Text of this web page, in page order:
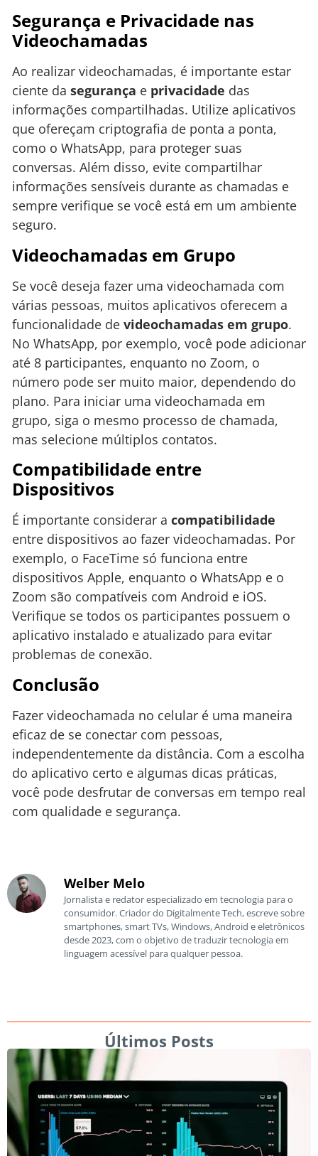
Segurança e Privacidade nas
Videochamadas
Ao realizar videochamadas, é importante estar
ciente da segurança e privacidade das
informações compartilhadas. Utilize aplicativos
que ofereçam criptografia de ponta a ponta,
como o WhatsApp, para proteger suas
conversas. Além disso, evite compartilhar
informações sensíveis durante as chamadas e
sempre verifique se você está em um ambiente
seguro.
Videochamadas em Grupo
Se você deseja fazer uma videochamada com
várias pessoas, muitos aplicativos oferecem a
funcionalidade de videochamadas em grupo.
No WhatsApp, por exemplo, você pode adicionar
até 8 participantes, enquanto no Zoom, o
número pode ser muito maior, dependendo do
plano. Para iniciar uma videochamada em
grupo, siga o mesmo processo de chamada,
mas selecione múltiplos contatos.
Compatibilidade entre
Dispositivos
É importante considerar a compatibilidade
entre dispositivos ao fazer videochamadas. Por
exemplo, o FaceTime só funciona entre
dispositivos Apple, enquanto o WhatsApp e o
Zoom são compatíveis com Android e iOS.
Verifique se todos os participantes possuem o
aplicativo instalado e atualizado para evitar
problemas de conexão.
Conclusão
Fazer videochamada no celular é uma maneira
eficaz de se conectar com pessoas,
independentemente da distância. Com a escolha
do aplicativo certo e algumas dicas práticas,
você pode desfrutar de conversas em tempo real
com qualidade e segurança.
Welber Melo
Jornalista e redator especializado em tecnologia para o
consumidor. Criador do Digitalmente Tech, escreve sobre
smartphones, smart TVs, Windows, Android e eletrônicos
desde 2023, com o objetivo de traduzir tecnologia em
linguagem acessível para qualquer pessoa.
Últimos Posts